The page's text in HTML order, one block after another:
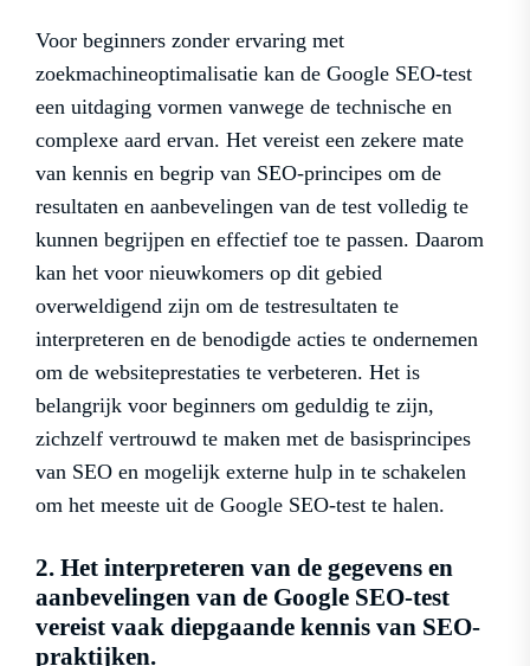
Voor beginners zonder ervaring met
zoekmachineoptimalisatie kan de Google SEO-test
een uitdaging vormen vanwege de technische en
complexe aard ervan. Het vereist een zekere mate
van kennis en begrip van SEO-principes om de
resultaten en aanbevelingen van de test volledig te
kunnen begrijpen en effectief toe te passen. Daarom
kan het voor nieuwkomers op dit gebied
overweldigend zijn om de testresultaten te
interpreteren en de benodigde acties te ondernemen
om de websiteprestaties te verbeteren. Het is
belangrijk voor beginners om geduldig te zijn,
zichzelf vertrouwd te maken met de basisprincipes
van SEO en mogelijk externe hulp in te schakelen
om het meeste uit de Google SEO-test te halen.
2. Het interpreteren van de gegevens en
aanbevelingen van de Google SEO-test
vereist vaak diepgaande kennis van SEO-
praktijken.